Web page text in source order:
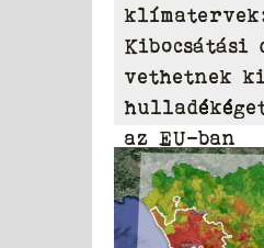
Kibocsátási
vethetnek
az EU-ban